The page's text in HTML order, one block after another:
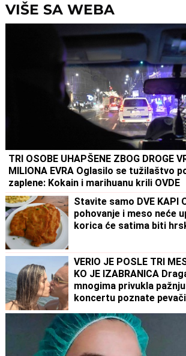
VIŠE SA WEBA
TRI OSOBE UHAPŠENE ZBOG DROGE
MILIONA EVRA Oglasilo se tužilaštvo
zaplene: Kokain i marihuanu krili OVDE
Stavite samo DVE KAPI
pohovanje i meso neće
korica će satima biti
VERIO JE POSLE TRI
KO JE IZABRANICA
mnogima privukla
koncertu poznate